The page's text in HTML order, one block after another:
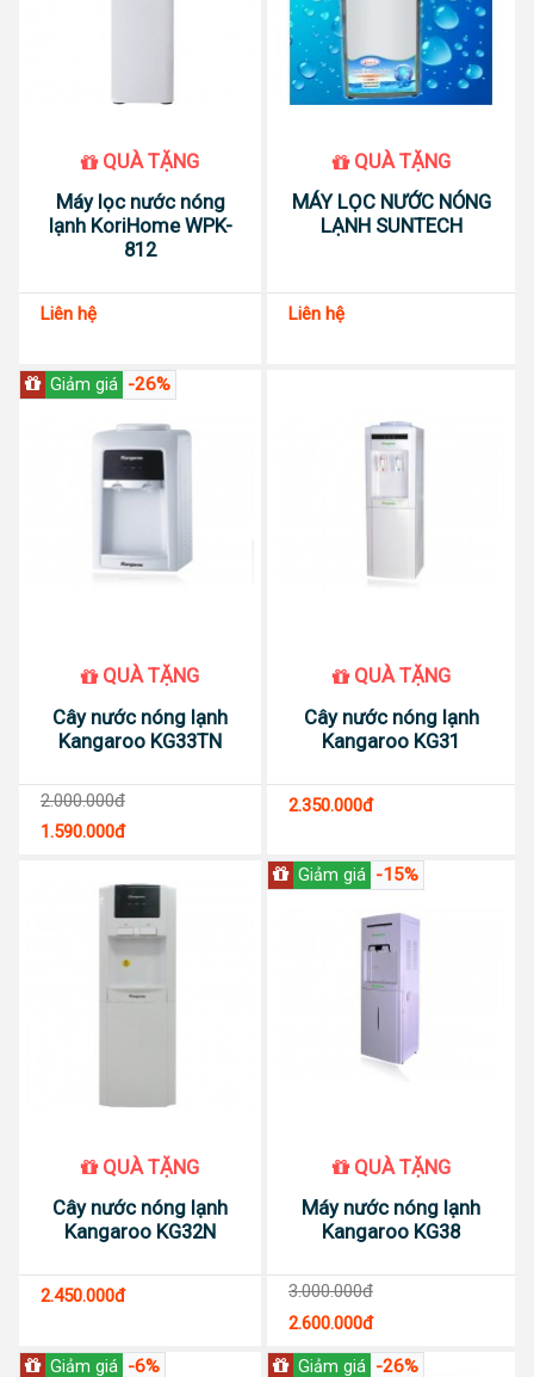
QUÀ TẶNG
Máy lọc nước nóng
lạnh KoriHome WPK-
812
Liên hệ
QUÀ TẶNG
MÁY LỌC NƯỚC NÓNG
LẠNH SUNTECH
Liên hệ
Giảm giá -26%
QUÀ TẶNG
Cây nước nóng lạnh
Kangaroo KG33TN
1.590.000đ
2.000.000đ
QUÀ TẶNG
Cây nước nóng lạnh
Kangaroo KG31
2.350.000đ
QUÀ TẶNG
Cây nước nóng lạnh
Kangaroo KG32N
2.450.000đ
Giảm giá -15%
QUÀ TẶNG
Máy nước nóng lạnh
Kangaroo KG38
2.600.000đ
3.000.000đ
Giảm giá -6% Giảm giá -26%